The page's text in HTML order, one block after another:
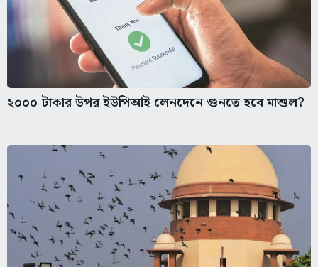
২০০০ টাকার উপর ইউপিআই লেনদেনে গুনতে হবে মাশুল?